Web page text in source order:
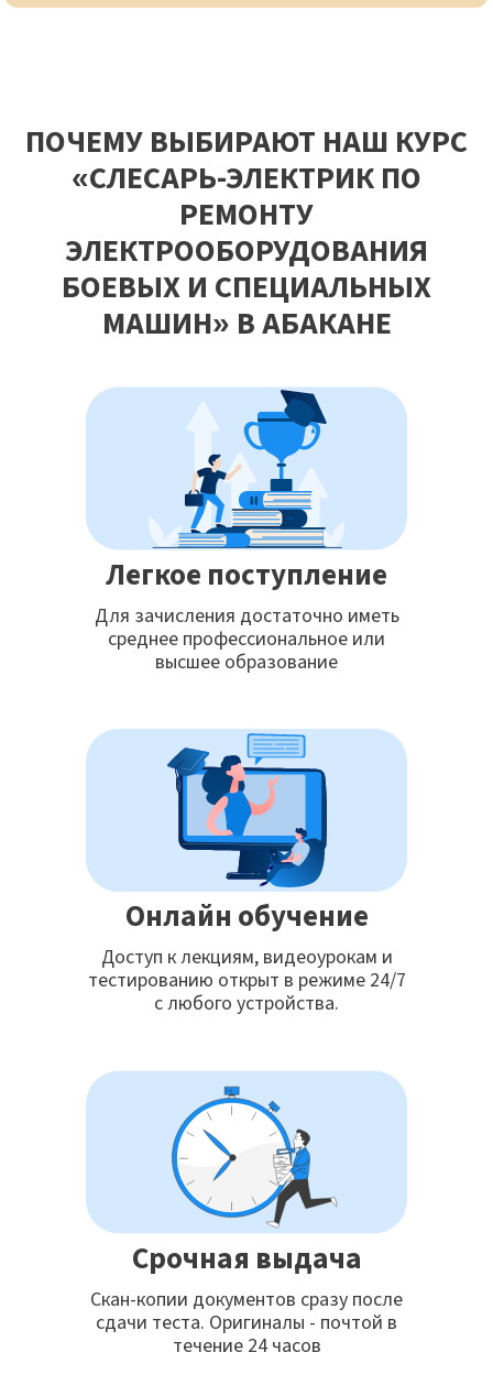
ПОЧЕМУ ВЫБИРАЮТ НАШ КУРС
«СЛЕСАРЬ-ЭЛЕКТРИК ПО
РЕМОНТУ
ЭЛЕКТРООБОРУДОВАНИЯ
БОЕВЫХ И СПЕЦИАЛЬНЫХ
МАШИН» В АБАКАНЕ
Легкое поступление
Для зачисления достаточно иметь
среднее профессиональное или
высшее образование
Онлайн обучение
Доступ к лекциям, видеоурокам и
тестированию открыт в режиме 24/7
с любого устройства.
Срочная выдача
Скан-копии документов сразу после
сдачи теста. Оригиналы - почтой в
течение 24 часов